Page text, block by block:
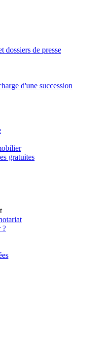
dossiers de presse
d'une succession
gratuites
?